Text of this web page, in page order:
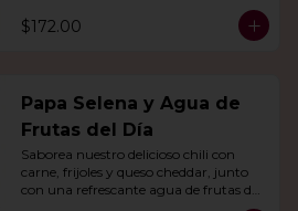
día.
$172.00
Papa Selena y Agua de
Frutas del Día
Saborea nuestro delicioso chili con
carne, frijoles y queso cheddar, junto
con una refrescante agua de frutas del